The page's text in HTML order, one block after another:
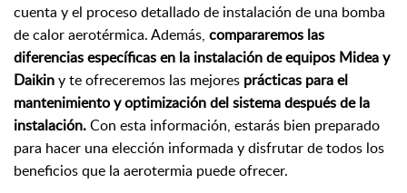
cuenta y el proceso detallado de instalación de una bomba
de calor aerotérmica. Además, compararemos las
diferencias específicas en la instalación de equipos Midea y
Daikiny te ofreceremos las mejores prácticas para el
mantenimiento y optimización del sistema después de la
instalación.Con esta información, estarás bien preparado
para hacer una elección informada y disfrutar de todos los
beneficios que la aerotermia puede ofrecer.